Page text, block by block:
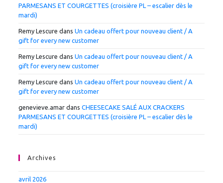
PARMESANS ET COURGETTES (croisière PL – escalier dès le
mardi)
Remy Lescure dansUn cadeau offert pour nouveau client / A
gift for every new customer
Remy Lescure dansUn cadeau offert pour nouveau client / A
gift for every new customer
Remy Lescure dansUn cadeau offert pour nouveau client / A
gift for every new customer
genevieve.amar dansCHEESECAKE SALÉ AUX CRACKERS
PARMESANS ET COURGETTES (croisière PL – escalier dès le
mardi)
Archives
avril 2026